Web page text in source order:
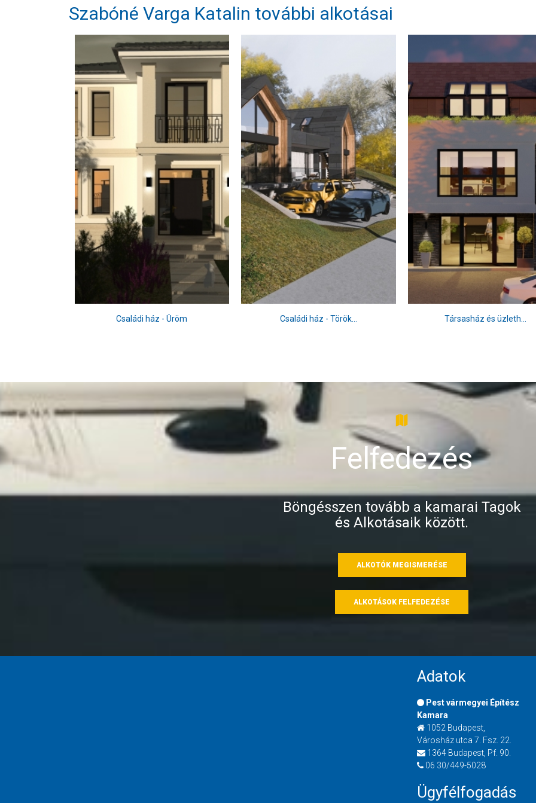
Szabóné Varga Katalin további alkotásai
Családi ház - Üröm Családi ház - Török... Társasház és üzleth...
Felfedezés
Böngésszen tovább a kamarai Tagok
és Alkotásaik között.
ALKOTÓK MEGISMERÉSE
ALKOTÁSOK FELFEDEZÉSE
Adatok
Pest vármegyei Építész
Kamara
1052 Budapest,
Városház utca 7. Fsz. 22.
1364 Budapest, Pf. 90.
06 30/449-5028
Ügyfélfogadás